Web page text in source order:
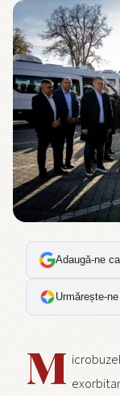
Adaugă-ne
Urmărește-
M